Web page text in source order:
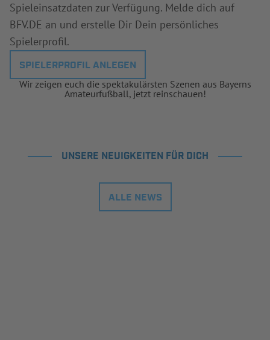
Spieleinsatzdaten zur Verfügung. Melde dich auf
BFV.DE an und erstelle Dir Dein persönliches
Spielerprofil.
SPIELERPROFIL ANLEGEN
Wir zeigen euch die spektakulärsten Szenen aus Bayerns
Amateurfußball, jetzt reinschauen!
UNSERE NEUIGKEITEN FÜR DICH
ALLE NEWS